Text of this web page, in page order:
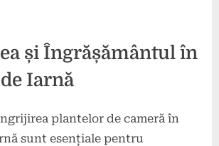
și Îngrășământul în
Iarnă
plantelor de cameră în
sunt esențiale pentru